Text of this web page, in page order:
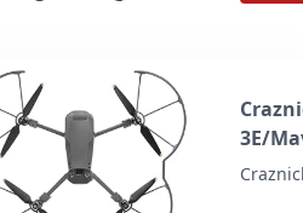
3E/
Cine/